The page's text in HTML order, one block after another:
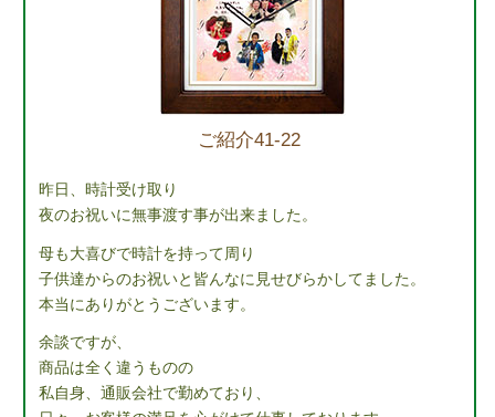
ご紹介41-22
昨日、時計受け取り
夜のお祝いに無事渡す事が出来ました。
母も大喜びで時計を持って周り
子供達からのお祝いと皆んなに見せびらかしてました。
本当にありがとうございます。
余談ですが、
商品は全く違うものの
私自身、通販会社で勤めており、